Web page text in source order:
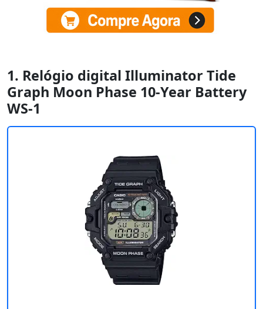
1. Relógio digital Illuminator Tide
Graph Moon Phase 10-Year Battery
WS-1